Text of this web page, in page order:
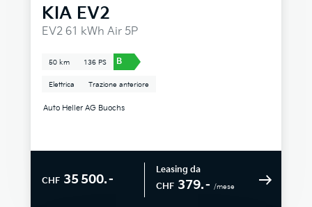
KIA EV2
EV2 61 kWh Air 5P
50 km 136 PS B
Elettrica Trazione anteriore
Auto Heller AG Buochs
CHF 35 500.–
Leasing da
CHF 379.– /mese